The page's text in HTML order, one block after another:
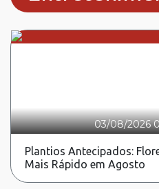
03/08/2026
Plantios Antecipados:
Mais Rápido em Agosto